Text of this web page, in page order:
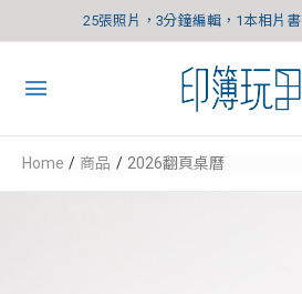
25張照片，3分鐘編輯，1本相片書
Home 商品 2026翻頁桌曆